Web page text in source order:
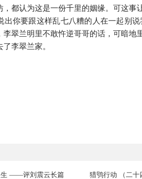
，都认为这是一份千里的姻缘。可这事
出你要跟这样乱七八糟的人在一起别
李翠兰明里不敢忤逆哥哥的话，可暗地
李翠兰家。
生 ——评刘震云长篇
猎鸮行动 （二十